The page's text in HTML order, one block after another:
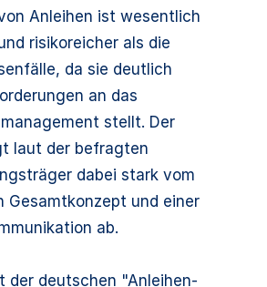
Anleihen ist wesentlich
risikoreicher als die
da sie deutlich
an das
stellt. Der
laut der befragten
dabei stark vom
Gesamtkonzept und einer
ab.
der deutschen "Anleihen-